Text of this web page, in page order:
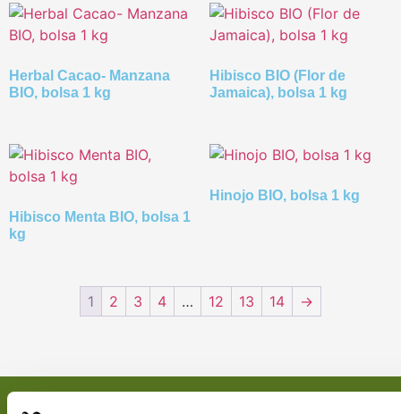
Herbal Cacao- Manzana
BIO, bolsa 1 kg
Hibisco BIO (Flor de
Jamaica), bolsa 1 kg
Hibisco Menta BIO, bolsa 1
kg
Hinojo BIO, bolsa 1 kg
1 2 3 4 … 12 13 14 →